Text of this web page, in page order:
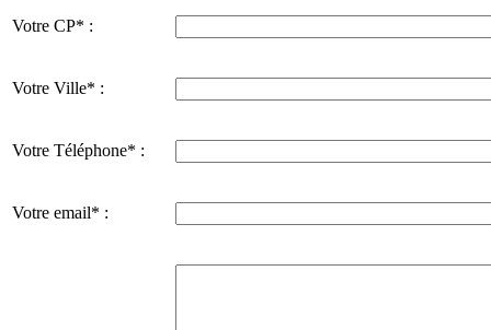
Votre CP* :
Votre Ville* :
Votre Téléphone* :
Votre email* :